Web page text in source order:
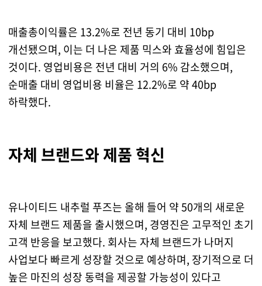
매출총이익률은 13.2%로 전년 동기 대비 10bp
개선됐으며, 이는 더 나은 제품 믹스와 효율성에 힘입은
것이다. 영업비용은 전년 대비 거의 6% 감소했으며,
순매출 대비 영업비용 비율은 12.2%로 약 40bp
하락했다.
자체 브랜드와 제품 혁신
유나이티드 내추럴 푸즈는 올해 들어 약 50개의 새로운
자체 브랜드 제품을 출시했으며, 경영진은 고무적인 초기
고객 반응을 보고했다. 회사는 자체 브랜드가 나머지
사업보다 빠르게 성장할 것으로 예상하며, 장기적으로 더
높은 마진의 성장 동력을 제공할 가능성이 있다고